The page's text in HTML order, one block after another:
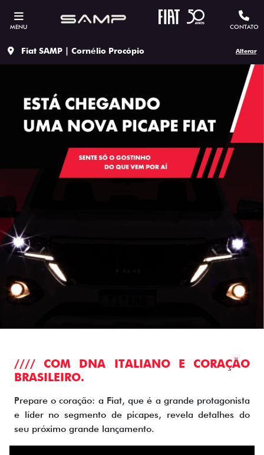
MENU CONTATO
Fiat SAMP | Cornélio Procópio Alterar
//// COM DNA ITALIANO E CORAÇÃO
BRASILEIRO.
Prepare o coração: a Fiat, que é a grande protagonista
e líder no segmento de picapes, revela detalhes do
seu próximo grande lançamento.